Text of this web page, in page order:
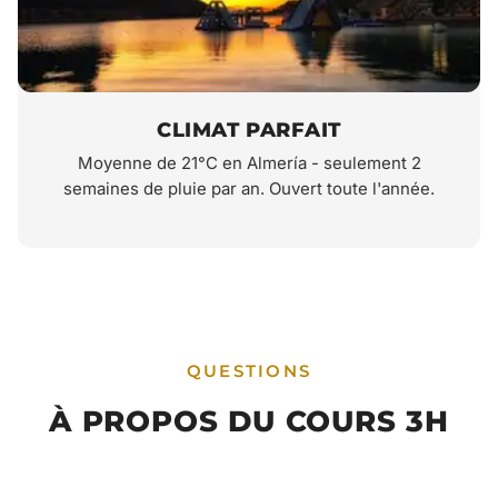
CLIMAT PARFAIT
Moyenne de 21°C en Almería - seulement 2
semaines de pluie par an. Ouvert toute l'année.
QUESTIONS
À PROPOS DU COURS 3H